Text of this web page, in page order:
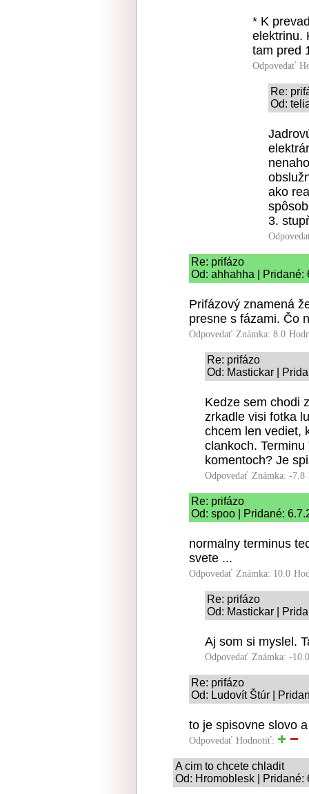
* K
elektrinu.
tam pred
Odpovedať
Re:
Od:
ako
3.
Re: prifázo
Od: ahhahha | Pridané:
Prifázový znamená
presne s fázami. Čo
Odpovedať Známka: 8.0
Re: prifázo
Od: Mastickar |
Kedze sem chodi
zrkadle visi fotka
chcem len vediet,
clankoch.
komentoch? Je
Odpovedať Známka: -7.8
Re: prifázo
Od: spoo | Pridané:
normalny terminus
svete ...
Odpovedať Známka: 10.0
Re: prifázo
Od: Mastickar |
Aj som si myslel.
Odpovedať Známka: -10.0
Re: prifázo
Od: Ludovít Štúr |
to je spisovne slovo
Odpovedať Hodnotiť:
A cim to chcete chladit
Od: Hromoblesk | Pridané: